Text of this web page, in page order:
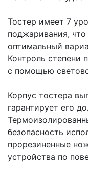
Тостер имеет 7
поджаривания,
оптимальный
Контроль степени
с помощью
Корпус тостера
гарантирует его
безопасность
прорезиненные
устройства по